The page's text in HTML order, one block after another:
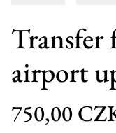
Transfer
airport
750,00